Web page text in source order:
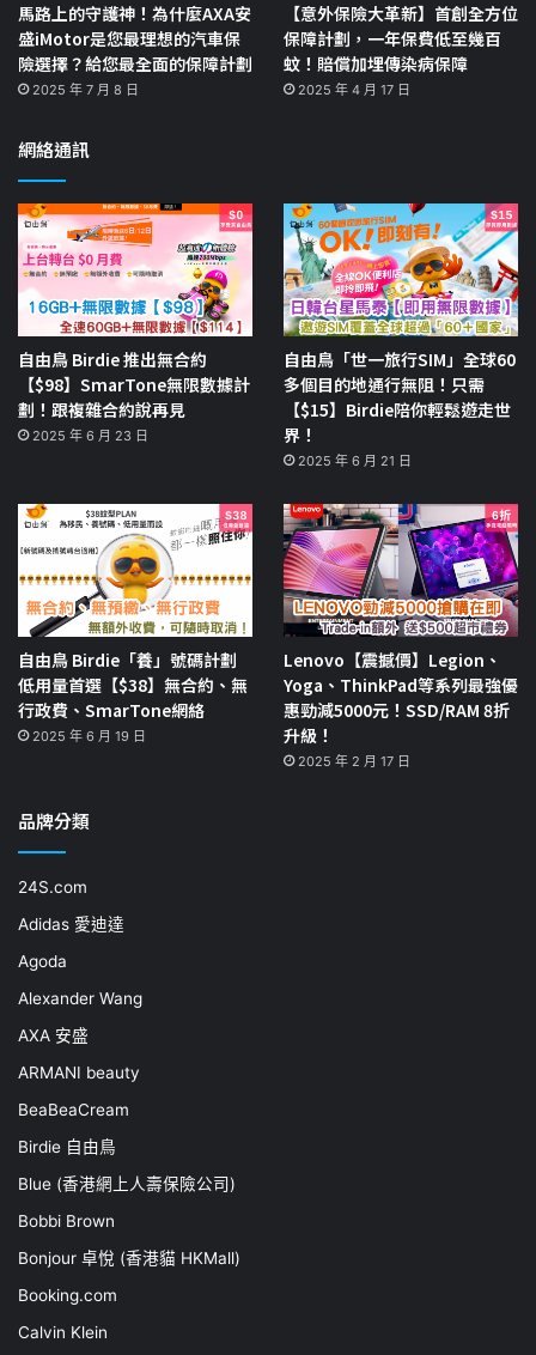
馬路上的守護神！為什麼AXA安
盛iMotor是您最理想的汽車保
險選擇？給您最全面的保障計劃
2025 年 7 月 8 日
【意外保險大革新】首創全方位
保障計劃，一年保費低至幾百
蚊！賠償加埋傳染病保障
2025 年 4 月 17 日
網絡通訊
自由鳥 Birdie 推出無合約
【$98】SmarTone無限數據計
劃！跟複雜合約說再見
2025 年 6 月 23 日
自由鳥「世一旅行SIM」全球60
多個目的地通行無阻！只需
【$15】Birdie陪你輕鬆遊走世
界！
2025 年 6 月 21 日
自由鳥 Birdie「養」號碼計劃
低用量首選【$38】無合約、無
行政費、SmarTone網絡
2025 年 6 月 19 日
Lenovo【震撼價】Legion、
Yoga、ThinkPad等系列最強優
惠勁減5000元！SSD/RAM 8折
升級！
2025 年 2 月 17 日
品牌分類
24S.com
Adidas 愛迪達
Agoda
Alexander Wang
AXA 安盛
ARMANI beauty
BeaBeaCream
Birdie 自由鳥
Blue (香港網上人壽保險公司)
Bobbi Brown
Bonjour 卓悅 (香港貓 HKMall)
Booking.com
Calvin Klein